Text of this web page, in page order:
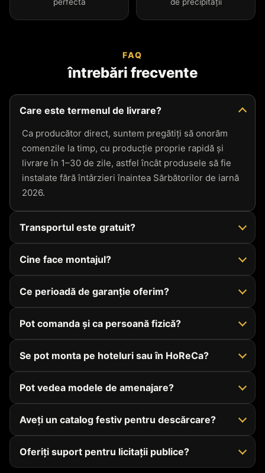
perfectă de precipitații
FAQ
întrebări frecvente
Care este termenul de livrare?
Ca producător direct, suntem pregătiți să onorăm
comenzile la timp, cu producție proprie rapidă și
livrare în 1–30 de zile, astfel încât produsele să fie
instalate fără întârzieri înaintea Sărbătorilor de iarnă
2026.
Transportul este gratuit?
Cine face montajul?
Ce perioadă de garanție oferim?
Pot comanda și ca persoană fizică?
Se pot monta pe hoteluri sau în HoReCa?
Pot vedea modele de amenajare?
Aveți un catalog festiv pentru descărcare?
Oferiți suport pentru licitații publice?